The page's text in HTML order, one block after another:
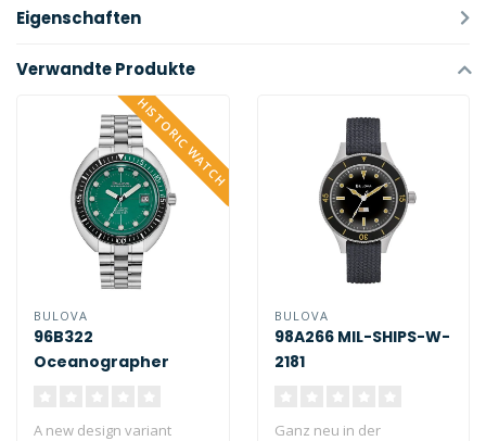
Eigenschaften
Verwandte Produkte
HISTORIC WATCH
BULOVA
96B322
Oceanographer
A new design variant
BULOVA
98A266 MIL-SHIPS-W-
2181
Ganz neu in der